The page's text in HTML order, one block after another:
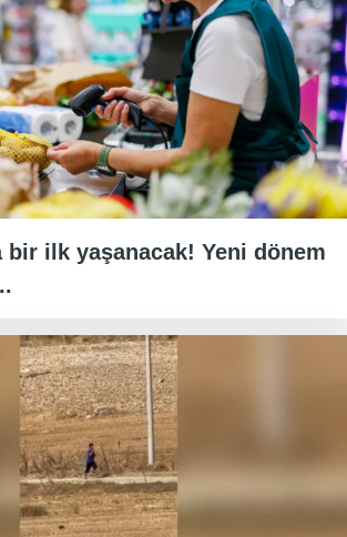
bir ilk yaşanacak! Yeni dönem